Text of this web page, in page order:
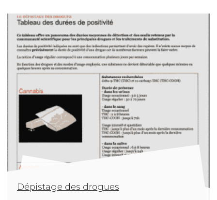
Dépistage des drogues